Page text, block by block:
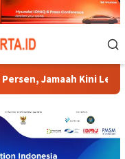
Lebih Nyaman